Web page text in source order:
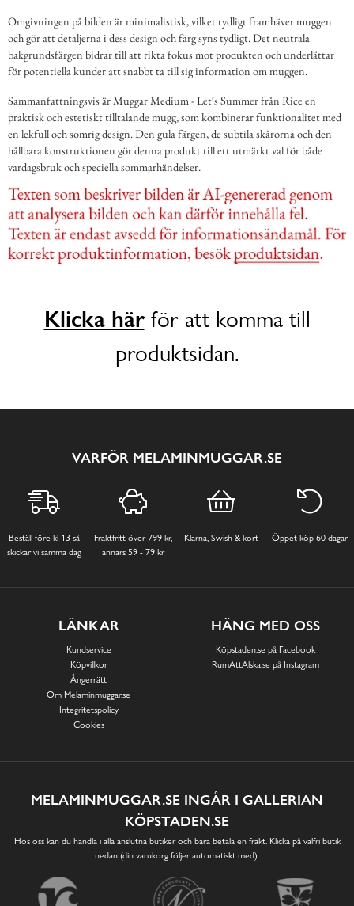
Omgivningen på bilden är minimalistisk, vilket tydligt framhäver muggen
och gör att detaljerna i dess design och färg syns tydligt. Det neutrala
bakgrundsfärgen bidrar till att rikta fokus mot produkten och underlättar
för potentiella kunder att snabbt ta till sig information om muggen.
Sammanfattningsvis är Muggar Medium - Let´s Summer från Rice en
praktisk och estetiskt tilltalande mugg, som kombinerar funktionalitet med
en lekfull och somrig design. Den gula färgen, de subtila skårorna och den
hållbara konstruktionen gör denna produkt till ett utmärkt val för både
vardagsbruk och speciella sommarhändelser.
Klicka härför att komma till
produktsidan.
VARFÖR MELAMINMUGGAR.SE
Beställ före kl 13 så
skickar vi samma dag
Fraktfritt över 799 kr,
annars 59 - 79 kr
Klarna, Swish & kort Öppet köp 60 dagar
LÄNKAR
Kundservice
Köpvillkor
Ångerrätt
Om Melaminmuggar.se
Integritetspolicy
Cookies
HÄNG MED OSS
Köpstaden.se på Facebook
RumAttÄlska.se på Instagram
MELAMINMUGGAR.SE INGÅR I GALLERIAN
KÖPSTADEN.SE
Hos oss kan du handla i alla anslutna butiker och bara betala en frakt. Klicka på valfri butik
nedan (din varukorg följer automatiskt med):